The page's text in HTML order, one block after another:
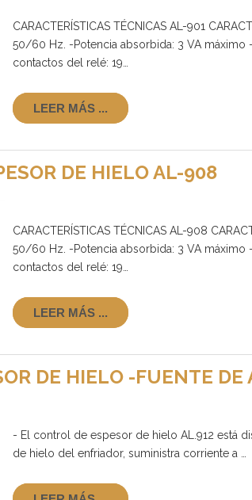
CARACTERÍSTICAS TÉCNICAS AL-901
50/60 Hz. -Potencia absorbida: 3 VA máximo
contactos del relé: 19…
LEER MÁS ...
DE HIELO AL-908
CARACTERÍSTICAS TÉCNICAS AL-908
50/60 Hz. -Potencia absorbida: 3 VA máximo
contactos del relé: 19…
LEER MÁS ...
DE HIELO -FUENTE
- El control de espesor de hielo AL.912 está
de hielo del enfriador, suministra corriente a …